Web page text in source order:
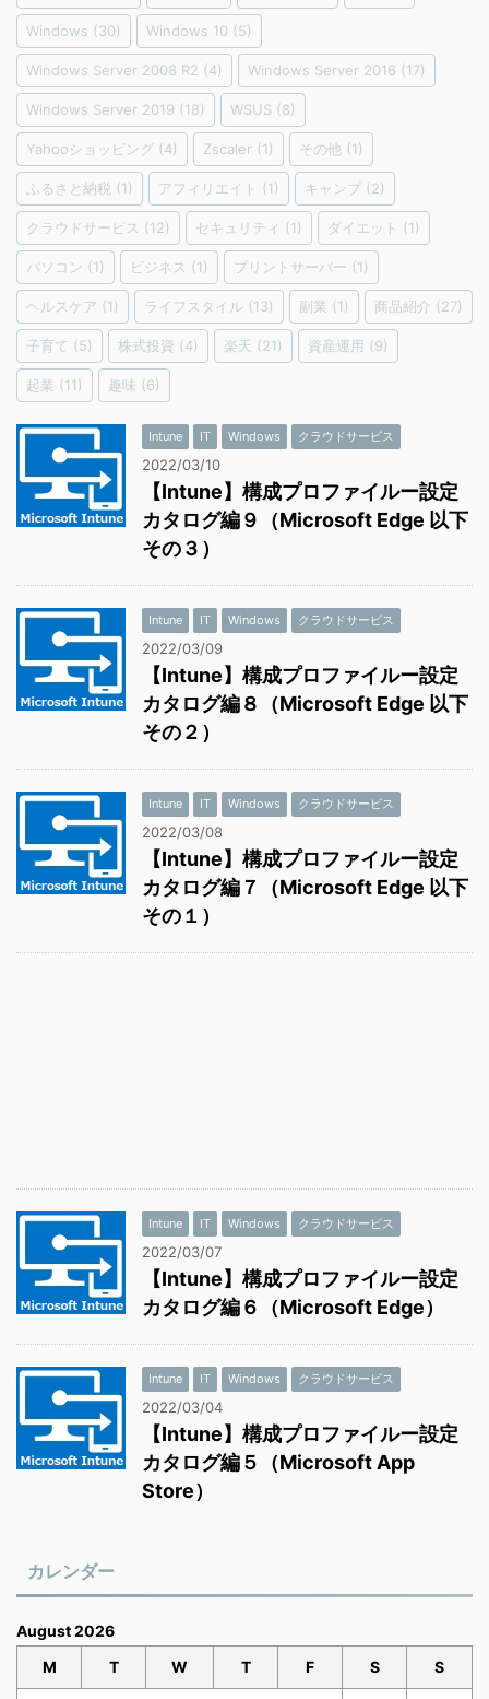
Windows (30) Windows 10 (5)
Windows Server 2008 R2 (4) Windows Server 2016 (17)
Windows Server 2019 (18) WSUS (8)
Yahooショッピング (4) Zscaler (1) その他 (1)
ふるさと納税 (1) アフィリエイト (1) キャンプ (2)
クラウドサービス (12) セキュリティ (1) ダイエット (1)
パソコン (1) ビジネス (1) プリントサーバー (1)
ヘルスケア (1) ライフスタイル (13) 副業 (1) 商品紹介 (27)
子育て (5) 株式投資 (4) 楽天 (21) 資産運用 (9)
起業 (11) 趣味 (6)
Intune IT Windows クラウドサービス
2022/03/10
【Intune】構成プロファイルー設定
カタログ編９（Microsoft Edge 以下
その３）
Intune IT Windows クラウドサービス
2022/03/09
【Intune】構成プロファイルー設定
カタログ編８（Microsoft Edge 以下
その２）
Intune IT Windows クラウドサービス
2022/03/08
【Intune】構成プロファイルー設定
カタログ編７（Microsoft Edge 以下
その１）
Intune IT Windows クラウドサービス
2022/03/07
【Intune】構成プロファイルー設定
カタログ編６（Microsoft Edge）
Intune IT Windows クラウドサービス
2022/03/04
【Intune】構成プロファイルー設定
カタログ編５（Microsoft App
Store）
カレンダー
August 2026
M
T W T F S S